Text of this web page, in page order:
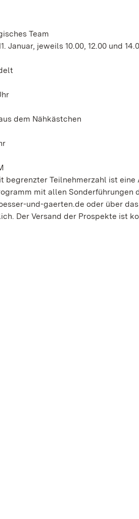
Team
Januar, jeweils 10.00, 12.00 und
dem Nähkästchen
begrenzter Teilnehmerzahl ist
mit allen
und-gaerten.de oder über
Der Versand der Prospekte ist